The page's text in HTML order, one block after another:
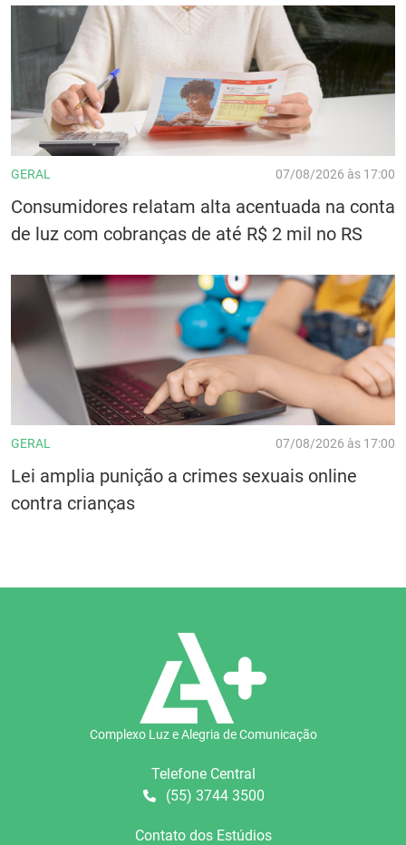
GERAL 07/08/2026 às 17:00
Consumidores relatam alta acentuada na conta
de luz com cobranças de até R$ 2 mil no RS
GERAL 07/08/2026 às 17:00
Lei amplia punição a crimes sexuais online
contra crianças
Complexo Luz e Alegria de Comunicação
Telefone Central
(55) 3744 3500
Contato dos Estúdios